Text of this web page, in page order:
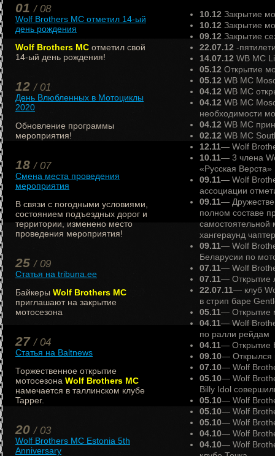
01/ 08
Wolf Brothers MC отметил 14-ый
день рождения
Wolf Brothers MC отметил свой
14-ый день рождения!
12/ 01
День Влюбленных в Мотоциклы
2020
Обновление программы
мероприятия!
18/ 07
Смена места проведения
мероприятия
В связи с погодными условиями,
состоянием подъездных дорог и
территории, изменено место
проведения мероприятия!
25/ 09
Статья на tribuna.ee
Байкеры Wolf Brothers MC
приглашают на закрытие
мотосезона
27/ 04
Статья на Baltnews
Торжественное открытие
мотосезона Wolf Brothers MC
намечается в таллинском клубе
Tapper.
20/ 03
Wolf Brothers MC Estonia 5th
Anniversary
10.12 Закрытие
10.12 Закрытие
09.12 Закрытие
22.07.12 -
14.07.12 WB MC
05.12 Открытие
05.12 WB MC
04.12 WB MC
04.12 WB MC
необходимости
04.12 WB MC
02.12 WB MC
12.11— Wolf
10.11— 3 члена
«Русская Верста»
09.11— Wolf
ассоциации
09.11—
полном составе
самостоятельной
хангераунд
09.11— Wolf
Беларусии по
07.11— Wolf
07.11— Открытие
22.07.11— клуб
в стрип баре
05.11— Открытие
04.11— Wolf
по ралли рейдам
04.11— Открытие
09.10— Открылся
07.10— Wolf
05.10— Wolf
Billy Idol
05.10— Wolf
05.10— Wolf
05.10— Wolf
04.10— Wolf
04.10— Wolf